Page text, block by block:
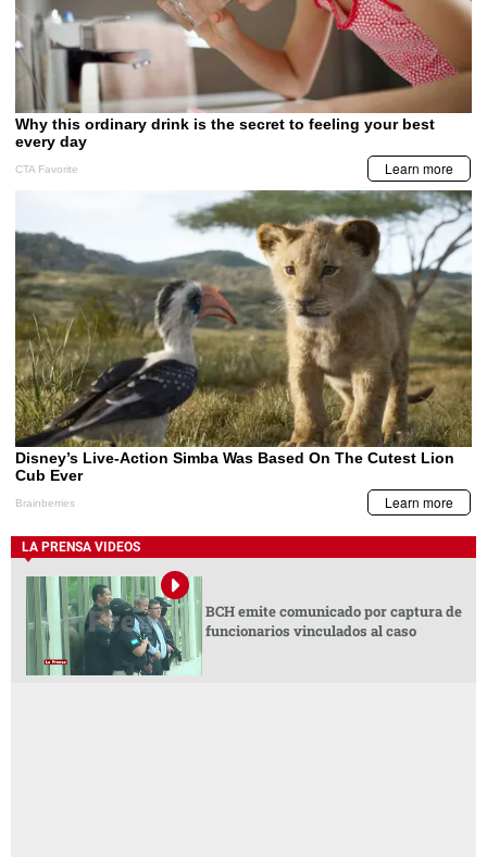
LA PRENSA VIDEOS
BCH emite comunicado por captura de
funcionarios vinculados al caso